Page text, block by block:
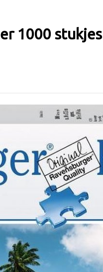
1000 stukjes